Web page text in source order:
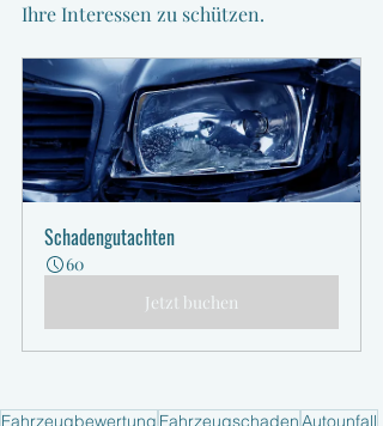
Ihre Interessen zu schützen.
Schadengutachten
60
Jetzt buchen
Fahrzeugbewertung FahrzeugschadenAutounfall